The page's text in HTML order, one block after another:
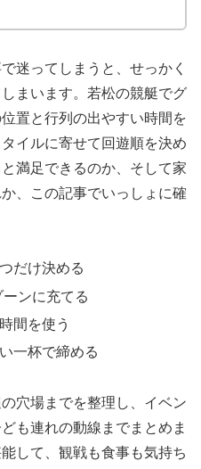
迷ってしまうと、せっかく
まいます。若松の競艇でグ
置と行列の出やすい時間を
イルに寄せて回遊順を決め
満足できるのか、そして家
、この記事でいっしょに確
だけ決める
ンに充てる
間を使う
一杯で締める
穴場までを整理し、イベン
も連れの動線までまとめま
して、観戦も食事も気持ち